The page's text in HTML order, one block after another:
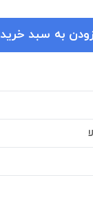
به سبد خرید